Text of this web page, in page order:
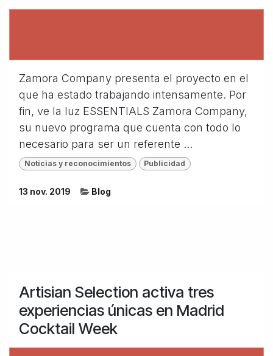
Zamora Company presenta el proyecto en el
que ha estado trabajando intensamente. Por
fin, ve la luz ESSENTIALS Zamora Company,
su nuevo programa que cuenta con todo lo
necesario para ser un referente ...
Noticias y reconocimientos Publicidad
13 nov. 2019 Blog
Artisian Selection activa tres
experiencias únicas en Madrid
Cocktail Week